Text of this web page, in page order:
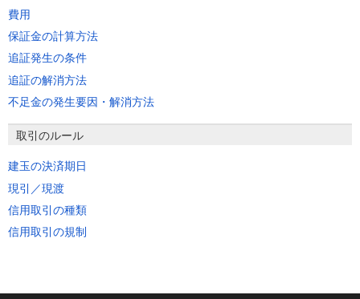
費用
保証金の計算方法
追証発生の条件
追証の解消方法
不足金の発生要因・解消方法
取引のルール
建玉の決済期日
現引／現渡
信用取引の種類
信用取引の規制